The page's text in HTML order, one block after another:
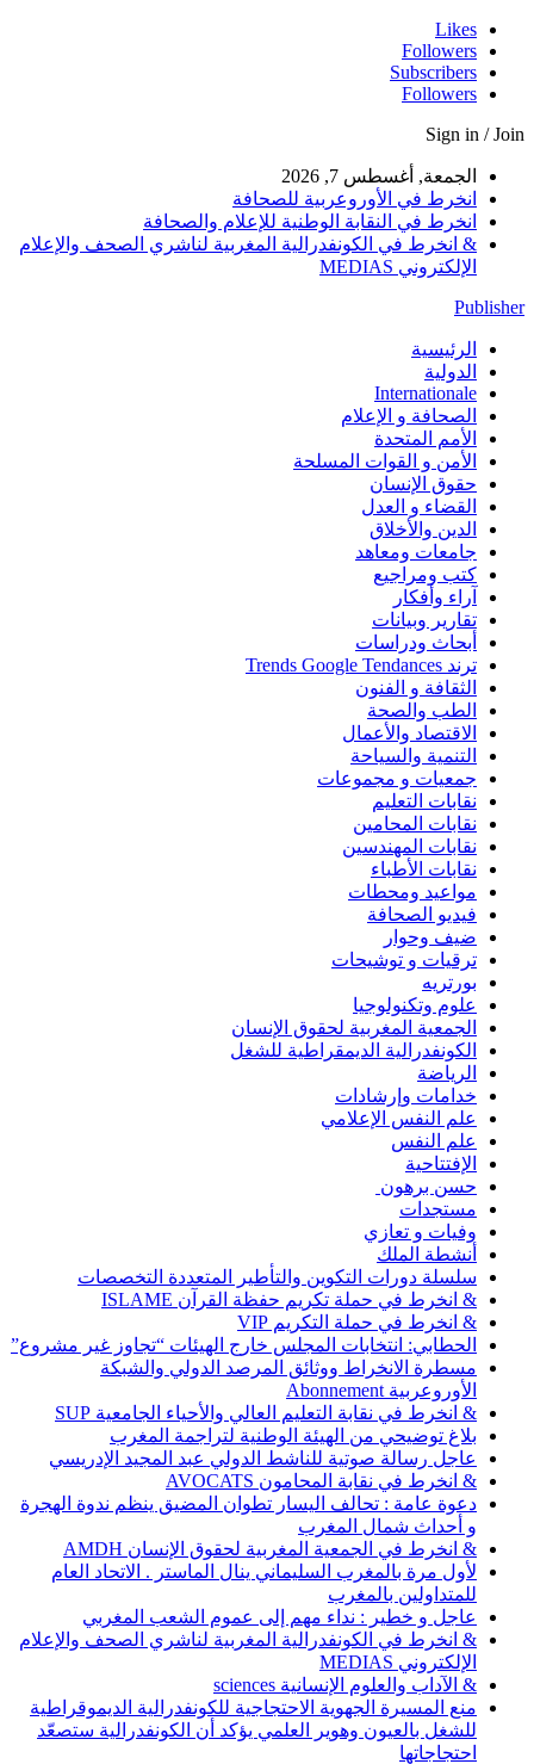
Likes
Followers
Subscribers
Followers
Sign in / Join
الجمعة, أغسطس 7, 2026
انخرط في الأوروعربية للصحافة
انخرط في النقابة الوطنية للإعلام والصحافة
& انخرط في الكونفدرالية المغربية لناشري الصحف والإعلام
الإلكتروني MEDIAS
Publisher
الرئيسية
الدولية
Internationale
الصحافة و الإعلام
الأمم المتحدة
الأمن و القوات المسلحة
حقوق الإنسان
القضاء و العدل
الدين والأخلاق
جامعات ومعاهد
كتب ومراجيع
آراء وأفكار
تقارير وبيانات
أبحاث ودراسات
ترند Trends Google Tendances
الثقافة و الفنون
الطب والصحة
الاقتصاد والأعمال
التنمية والسياحة
جمعيات و مجموعات
نقابات التعليم
نقابات المحامين
نقابات المهندسين
نقابات الأطباء
مواعيد ومحطات
فيديو الصحافة
ضيف وحوار
ترقيات و توشيحات
بورتريه
علوم وتكنولوجيا
الجمعية المغربية لحقوق الإنسان
الكونفدرالية الديمقراطية للشغل
الرياضة
خدامات وإرشادات
علم النفس الإعلامي
علم النفس
الإفتتاحية
حسن برهون
مستجدات
وفيات و تعازي
أنشطة الملك
سلسلة دورات التكوين والتأطير المتعددة التخصصات
& انخرط في حملة تكريم حفظة القرآن ISLAME
& انخرط في حملة التكريم VIP
الحطابي: انتخابات المجلس خارج الهيئات “تجاوز غير مشروع”
مسطرة الانخراط ووثائق المرصد الدولي والشبكة
الأوروعربية Abonnement
& انخرط في نقابة التعليم العالي والأحياء الجامعية SUP
بلاغ توضيحي من الهيئة الوطنية لتراجمة المغرب
عاجل رسالة صوتية للناشط الدولي عبد المجيد الإدريسي
& انخرط في نقابة المحامون AVOCATS
دعوة عامة : تحالف اليسار تطوان المضيق ينظم ندوة الهجرة
و أحداث شمال المغرب
& انخرط في الجمعية المغربية لحقوق الإنسان AMDH
لأول مرة بالمغرب السليماني ينال الماستر . الاتحاد العام
للمتداولين بالمغرب
عاجل و خطير : نداء مهم إلى عموم الشعب المغربي
& انخرط في الكونفدرالية المغربية لناشري الصحف والإعلام
الإلكتروني MEDIAS
& الآداب والعلوم الإنسانية sciences
منع المسيرة الجهوية الاحتجاجية للكونفدرالية الديموقراطية
للشغل بالعيون وهوير العلمي يؤكد أن الكونفدرالية ستصعّد
احتجاجاتها